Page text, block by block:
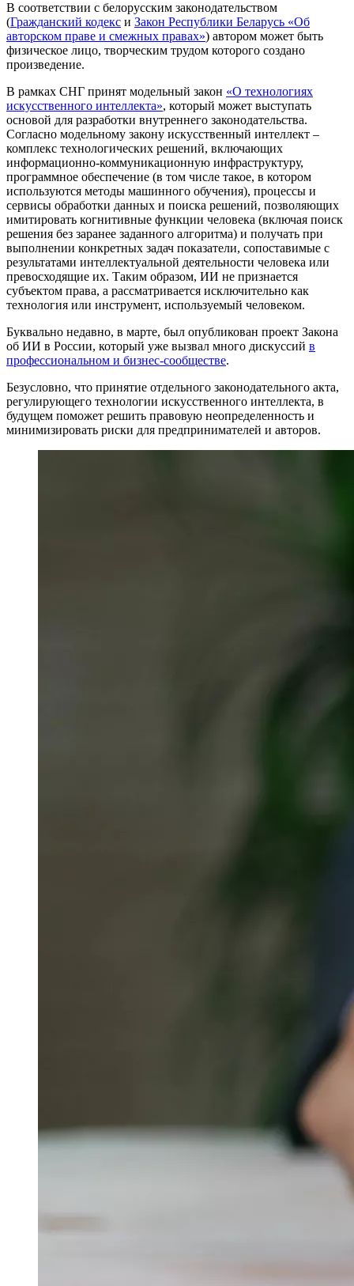
В соответствии с белорусским законодательством
(Гражданский кодекс и Закон Республики Беларусь «Об
авторском праве и смежных правах») автором может быть
физическое лицо, творческим трудом которого создано
произведение.
В рамках СНГ принят модельный закон «О технологиях
искусственного интеллекта», который может выступать
основой для разработки внутреннего законодательства.
Согласно модельному закону искусственный интеллект –
комплекс технологических решений, включающих
информационно-коммуникационную инфраструктуру,
программное обеспечение (в том числе такое, в котором
используются методы машинного обучения), процессы и
сервисы обработки данных и поиска решений, позволяющих
имитировать когнитивные функции человека (включая поиск
решения без заранее заданного алгоритма) и получать при
выполнении конкретных задач показатели, сопоставимые с
результатами интеллектуальной деятельности человека или
превосходящие их. Таким образом, ИИ не признается
субъектом права, а рассматривается исключительно как
технология или инструмент, используемый человеком.
Буквально недавно, в марте, был опубликован проект Закона
об ИИ в России, который уже вызвал много дискуссий в
профессиональном и бизнес-сообществе.
Безусловно, что принятие отдельного законодательного акта,
регулирующего технологии искусственного интеллекта, в
будущем поможет решить правовую неопределенность и
минимизировать риски для предпринимателей и авторов.